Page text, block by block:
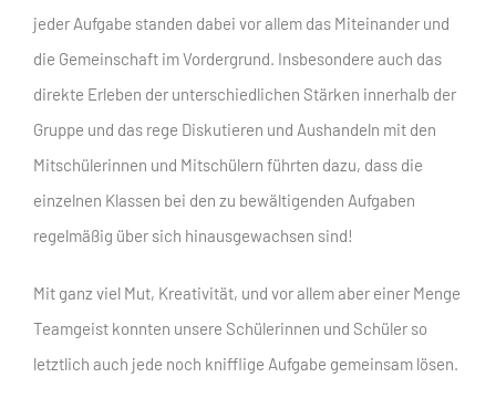
jeder Aufgabe standen dabei vor allem das Miteinander und
die Gemeinschaft im Vordergrund. Insbesondere auch das
direkte Erleben der unterschiedlichen Stärken innerhalb der
Gruppe und das rege Diskutieren und Aushandeln mit den
Mitschülerinnen und Mitschülern führten dazu, dass die
einzelnen Klassen bei den zu bewältigenden Aufgaben
regelmäßig über sich hinausgewachsen sind!
Mit ganz viel Mut, Kreativität, und vor allem aber einer Menge
Teamgeist konnten unsere Schülerinnen und Schüler so
letztlich auch jede noch knifflige Aufgabe gemeinsam lösen.